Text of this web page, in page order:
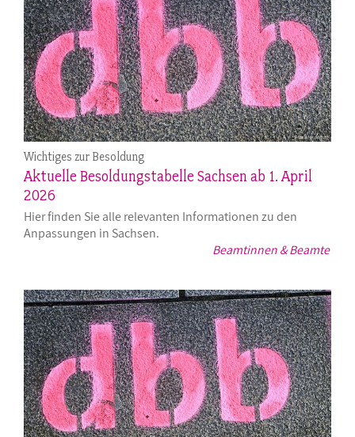
Beamtinnen & Beamte
Wichtiges zur Besoldung
Aktuelle Besoldungstabelle Sachsen ab 1. April
2026
Hier finden Sie alle relevanten Informationen zu den
Anpassungen in Sachsen.